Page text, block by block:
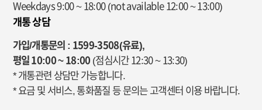
Weekdays 9:00 ~ 18:00 (not available 12:00 ~ 13:00)
개통 상담
가입/개통문의 : 1599-3508(유료),
평일 10:00 ~ 18:00 (점심시간 12:30 ~ 13:30)
* 개통관련 상담만 가능합니다.
* 요금 및 서비스, 통화품질 등 문의는 고객센터 이용 바랍니다.